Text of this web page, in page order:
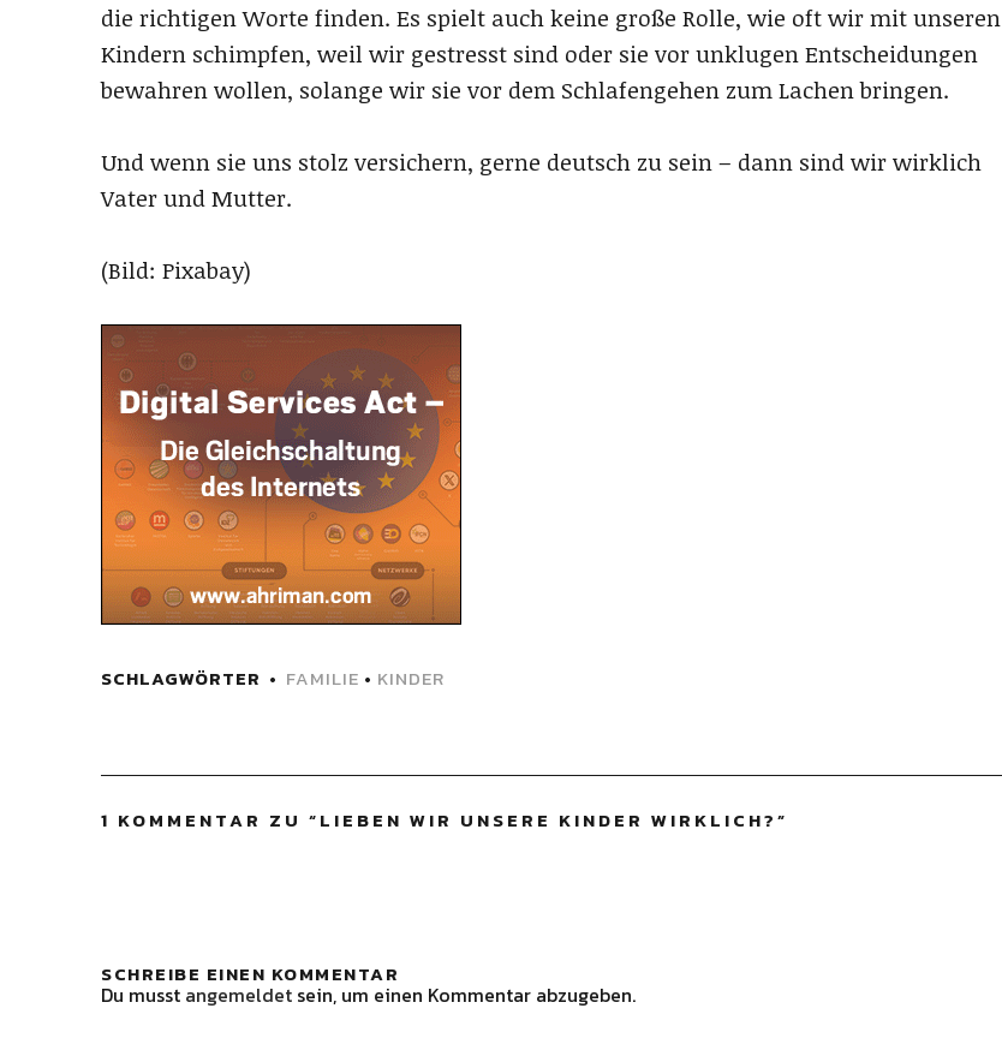
die richtigen Worte finden. Es spielt auch keine große Rolle, wie oft wir mit unseren
Kindern schimpfen, weil wir gestresst sind oder sie vor unklugen Entscheidungen
bewahren wollen, solange wir sie vor dem Schlafengehen zum Lachen bringen.
Und wenn sie uns stolz versichern, gerne deutsch zu sein – dann sind wir wirklich
Vater und Mutter.
(Bild: Pixabay)
SCHLAGWÖRTER FAMILIE • KINDER
1 KOMMENTAR ZU “LIEBEN WIR UNSERE KINDER WIRKLICH?”
SCHREIBE EINEN KOMMENTAR
Du musst angemeldet sein, um einen Kommentar abzugeben.